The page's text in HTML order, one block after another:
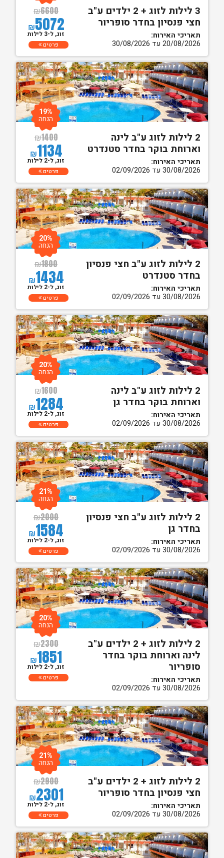
3 לילות לזוג + 2 ילדים ע"ב
חצי פנסיון בחדר סופריור
תאריכי האירוח:
20/08/2026 עד 30/08/2026
₪6600
₪5072
זוג, ל-3 לילות
פרטים
2 לילות לזוג ע"ב לינה
וארוחת בוקר בחדר סטנדרט
תאריכי האירוח:
30/08/2026 עד 02/09/2026
₪1400
₪1134
19%
הנחה
זוג, ל-2 לילות
פרטים
2 לילות לזוג ע"ב חצי פנסיון
בחדר סטנדרט
תאריכי האירוח:
30/08/2026 עד 02/09/2026
₪1800
₪1434
20%
הנחה
זוג, ל-2 לילות
פרטים
2 לילות לזוג ע"ב לינה
וארוחת בוקר בחדר גן
תאריכי האירוח:
30/08/2026 עד 02/09/2026
₪1600
₪1284
20%
הנחה
זוג, ל-2 לילות
פרטים
2 לילות לזוג ע"ב חצי פנסיון
בחדר גן
תאריכי האירוח:
30/08/2026 עד 02/09/2026
₪2000
₪1584
21%
הנחה
זוג, ל-2 לילות
פרטים
2 לילות לזוג + 2 ילדים ע"ב
לינה וארוחת בוקר בחדר
סופריור
תאריכי האירוח:
30/08/2026 עד 02/09/2026
₪2300
₪1851
20%
הנחה
זוג, ל-2 לילות
פרטים
2 לילות לזוג + 2 ילדים ע"ב
חצי פנסיון בחדר סופריור
תאריכי האירוח:
30/08/2026 עד 02/09/2026
₪2900
₪2301
21%
הנחה
זוג, ל-2 לילות
פרטים